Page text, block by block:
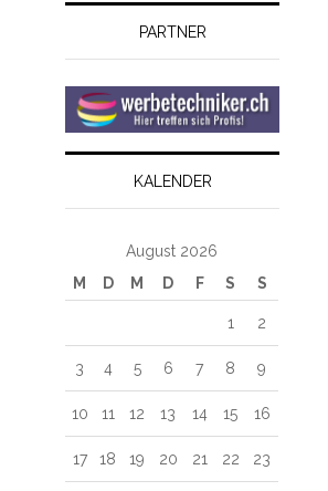
PARTNER
KALENDER
August 2026
M
D M D F S S
1 2
3 4 5 6 7 8 9
10 11 12 13 14 15 16
17 18 19 20 21 22 23